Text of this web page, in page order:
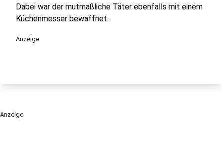
Dabei war der mutmaßliche Täter ebenfalls mit einem
Küchenmesser bewaffnet.
Anzeige
Anzeige